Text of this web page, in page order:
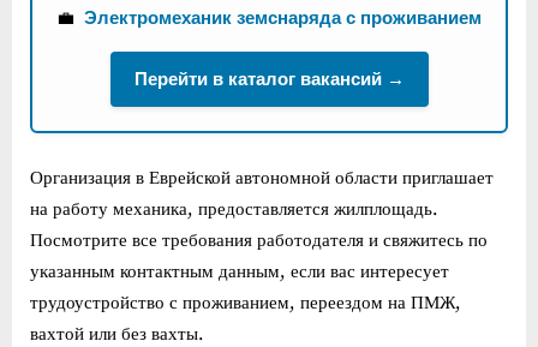
💼 Электромеханик земснаряда с проживанием
Перейти в каталог вакансий →
Организация в Еврейской автономной области приглашает
на работу механика, предоставляется жилплощадь.
Посмотрите все требования работодателя и свяжитесь по
указанным контактным данным, если вас интересует
трудоустройство с проживанием, переездом на ПМЖ,
вахтой или без вахты.